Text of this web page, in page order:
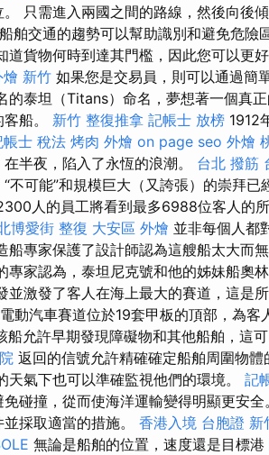
只需進入兩國之間的路線，然後向後
舶交通的趨勢可以幫助識別和避免危險
道貨物何時到達其門檻，因此您可以更
燴 新竹 如果您是交易員，則可以通過簡
的泰坦（Titans）命名，夢想著一個真
船。 新竹 整復推拿 記帳士 放榜 1912
帳士 稅法 烤肉 外燴 on page seo 外燴
半夜，陷入了永恆的浪潮。 台北 撥筋
不可能”和規模巨大（又誇張）的崇拜
人的員工將看到最多6988位客人的
博愛街 整復 大安區 外燴 並非每個人都
船專家保護了設計師認為這艘船太大而
專家認為，泰坦尼克號和他的姊妹船奧
並激發了客人在海上最大的賽道，這是
動汽車賽道位於19套甲板的頂部，為客
船允許早期發現障礙物和其他船舶，這
返回的信號允許精確確定船舶周圍物體
天氣下也可以準確監視他們的環境。 記
碰撞，從而使海洋運輸變得明顯更安全
採取適當的措施。 香港入境 台胞證 新
無論是船舶的位置，速度還是目標港